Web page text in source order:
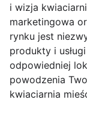
i wizja
marketingowa
rynku jest
produkty i
odpowiedniej
powodzenia
kwiaciarnia